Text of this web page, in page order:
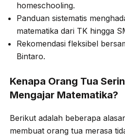
homeschooling.
Panduan sistematis
matematika dari TK hingga
Rekomendasi fleksibel
Bintaro.
Kenapa Orang Tua
Mengajar Matematika?
Berikut adalah beberapa
membuat orang tua merasa